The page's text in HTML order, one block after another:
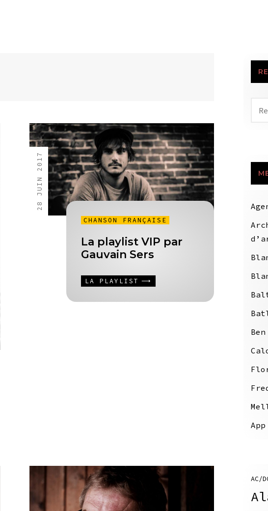
28 JUIN 2017
CHANSON FRANÇAISE
La playlist VIP par
Gauvain Sers
LA PLAYLIST
AC/